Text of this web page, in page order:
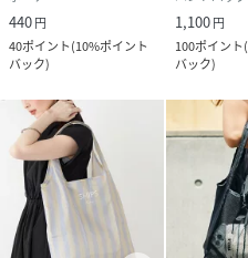
440円
40ポイント(10%ポイント
バック)
1,100円
100ポイント(
バック)